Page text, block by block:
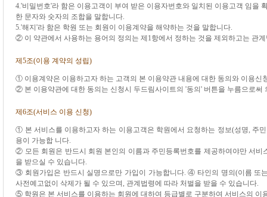
4.'비밀번호'라 함은 이용고객이 부여 받은 이용자번호와 일치된 이용고객 임을
한 문자와 숫자의 조합을 말합니다.
5.'해지'라 함은 학원 또는 회원이 이용계약을 해약하는 것을 말합니다.
② 이 약관에서 사용하는 용어의 정의는 제1항에서 정하는 것을 제외하고는 관
제5조(이용 계약의 성립)
① 이용계약은 이용하고자 하는 고객의 본 이용약관 내용에 대한 동의와 이용신
② 본 이용약관에 대한 동의는 신청시 두드림사이트의 '동의' 버튼을 누름으로써
제6조(서비스 이용 신청)
① 본 서비스를 이용하고자 하는 이용고객은 학원에서 요청하는 정보(성명, 주
용이 가능합 니다.
② 모든 회원은 반드시 회원 본인의 이름과 주민등록번호를 제공하여야만 서
을 받으실 수 있습니다.
③ 회원가입은 반드시 실명으로만 가입이 가능합니다. ④ 타인의 명의(이름 또
사전예고없이 삭제가 될 수 있으며, 관계법령에 따라 처벌을 받을 수 있습니다.
⑤ 학원은 본 서비스를 이용하는 회원에 대하여 등급별로 구분하여 서비스의 이